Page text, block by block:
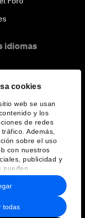
cookies
web se usan
y los
de redes
Además,
sobre el uso
con nuestros
publicidad y
pueden
que les
que hayan
uso que haya
todas
idiomas